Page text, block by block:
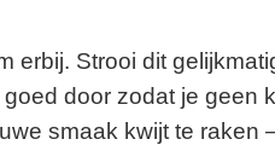
erbij. Strooi dit
door zodat je geen
smaak kwijt te raken